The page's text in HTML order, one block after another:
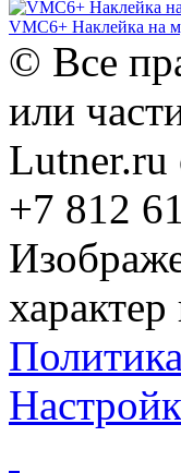
VMC6+ Наклейка на
© Все
или
Lutner.ru
+7 812